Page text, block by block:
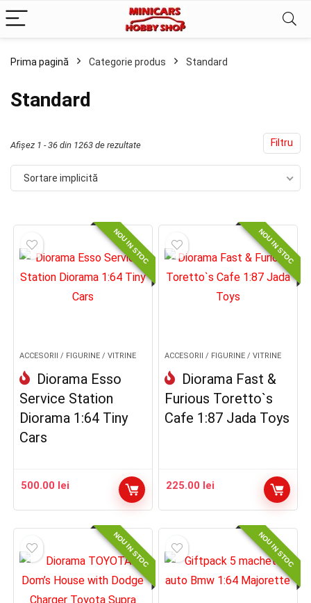
Prima pagină Categorie produs Standard
Standard
Filtru
Afișez 1 - 36 din 1263 de rezultate
Sortare implicită
NOU IN STOC
ACCESORII / FIGURINE / VITRINE
Diorama Esso
Service Station
Diorama 1:64 Tiny
Cars
500.00 lei
NOU IN STOC
ACCESORII / FIGURINE / VITRINE
Diorama Fast &
Furious Toretto`s
Cafe 1:87 Jada Toys
225.00 lei
NOU IN STOC NOU IN STOC